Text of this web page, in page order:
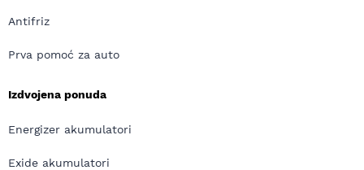
Antifriz
Prva pomoć za auto
Izdvojena ponuda
Energizer akumulatori
Exide akumulatori